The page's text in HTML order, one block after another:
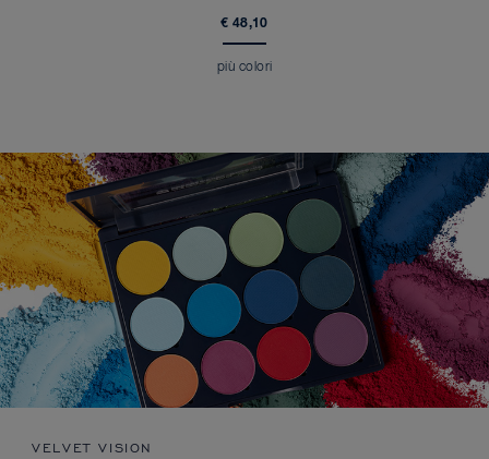
€ 48,10
più colori
VELVET VISION